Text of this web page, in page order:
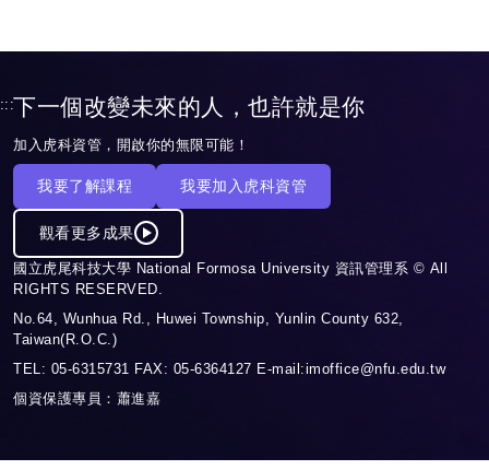
:::下一個改變未來的人，也許就是你
加入虎科資管，開啟你的無限可能！
我要了解課程 我要加入虎科資管
觀看更多成果
國立虎尾科技大學 National Formosa University 資訊管理系 © All
RIGHTS RESERVED.
No.64, Wunhua Rd., Huwei Township, Yunlin County 632,
Taiwan(R.O.C.)
TEL: 05-6315731 FAX: 05-6364127 E-mail:imoffice@nfu.edu.tw
個資保護專員：蕭進嘉